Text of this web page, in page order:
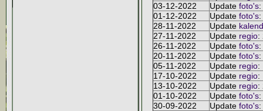
03-12-2022
Update foto's:
01-12-2022
Update foto's:
28-11-2022
Update
27-11-2022
Update regio:
26-11-2022
Update foto's:
20-11-2022
Update foto's:
05-11-2022
Update regio:
17-10-2022
Update regio:
13-10-2022
Update regio:
01-10-2022
Update foto's:
30-09-2022
Update foto's: